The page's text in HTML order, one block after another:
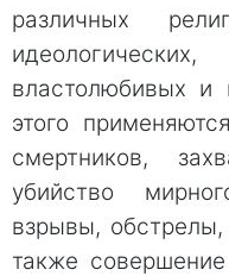
различных
властолюбивых и
этого
смертников,
убийство
взрывы,
также совершение